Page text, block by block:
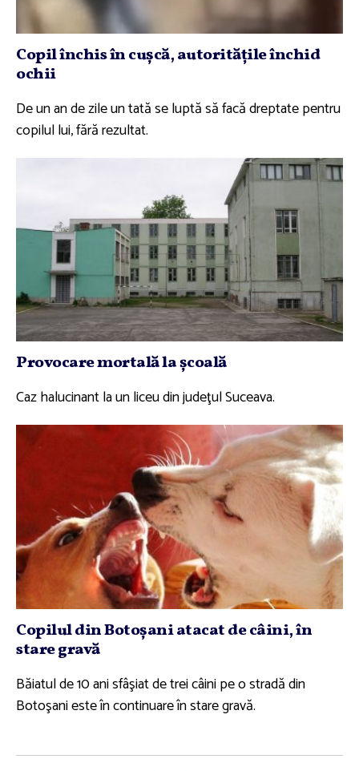
Copil închis în cuşcă, autorităţile închid
ochii
De un an de zile un tată se luptă să facă dreptate pentru
copilul lui, fără rezultat.
Provocare mortală la şcoală
Caz halucinant la un liceu din judeţul Suceava.
Copilul din Botoşani atacat de câini, în
stare gravă
Băiatul de 10 ani sfâşiat de trei câini pe o stradă din
Botoşani este în continuare în stare gravă.